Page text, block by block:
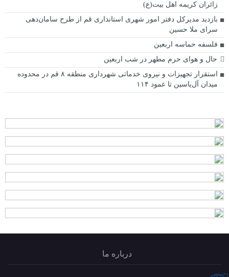
زائران کریمه اهل ‌بیت(ع)
بازدید مدیرکل دفتر امور شهری استانداری قم از طرح سامان‌دهی
سرای ملا حسین
فلسفه حماسه اربعین
حال و هوای حرم مطهر در شب اربعین
استقرار تجهیزات و نیروی خدماتی شهرداری منطقه ۸ قم در محدوده
میدان آل‌یاسین تا عمود ۱۱۴
درباره ما